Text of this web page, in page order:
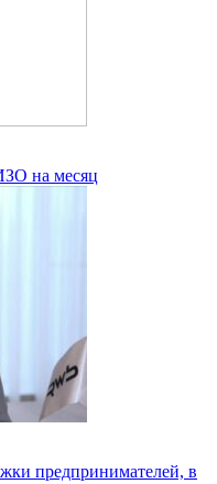
на месяц
предпринимателей, в